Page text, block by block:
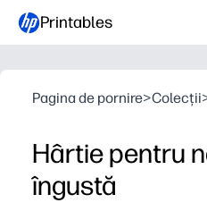
Printables
Pagina de pornire>Colecții
Hârtie pentru
îngustă